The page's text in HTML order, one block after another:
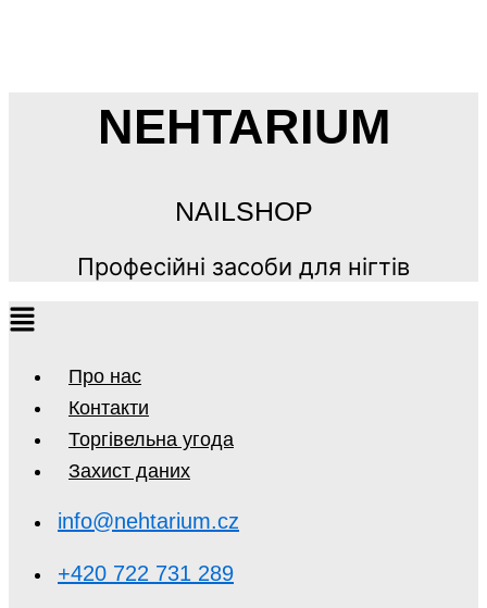
NEHTARIUM
NAILSHOP
Професійні засоби для нігтів
Про нас
Контакти
Торгівельна угода
Захист даних
info@nehtarium.cz
+420 722 731 289